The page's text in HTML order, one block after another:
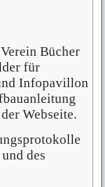
Bücher
für
Infopavillon
Webseite.
des